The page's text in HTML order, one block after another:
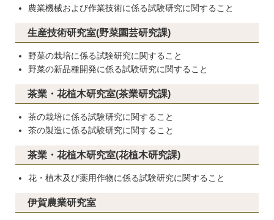
農業機械および作業技術に係る試験研究に関すること
生産技術研究室(野菜園芸研究課)
野菜の栽培に係る試験研究に関すること
野菜の新品種開発に係る試験研究に関すること
茶業・花植木研究室(茶業研究課)
茶の栽培に係る試験研究に関すること
茶の製造に係る試験研究に関すること
茶業・花植木研究室(花植木研究課)
花・植木及び薬用作物に係る試験研究に関すること
伊賀農業研究室